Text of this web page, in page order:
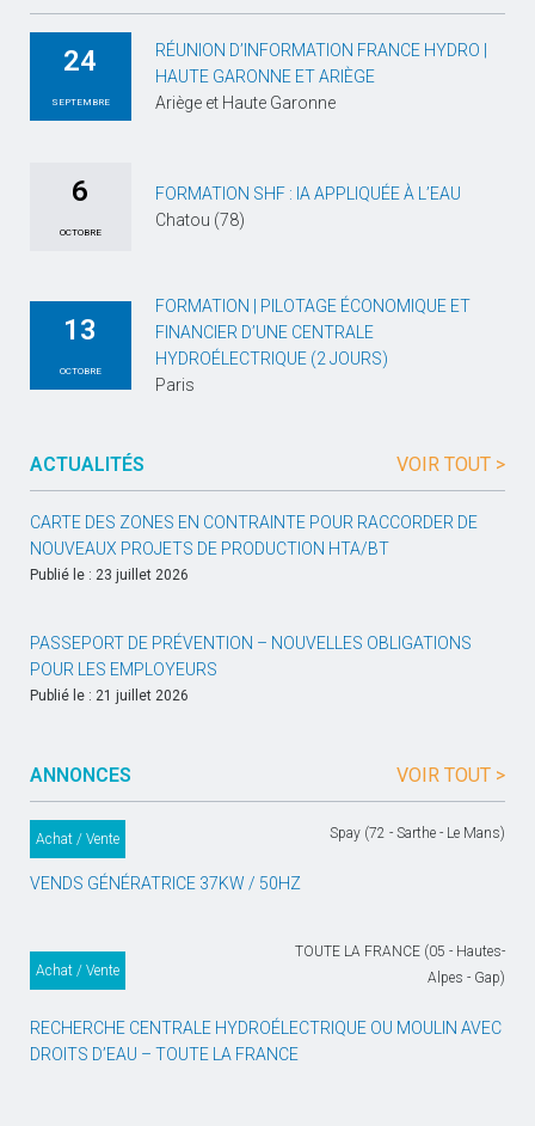
24
SEPTEMBRE
RÉUNION D’INFORMATION FRANCE HYDRO |
HAUTE GARONNE ET ARIÈGE
Ariège et Haute Garonne
6
OCTOBRE
FORMATION SHF : IA APPLIQUÉE À L’EAU
Chatou (78)
13
OCTOBRE
FORMATION | PILOTAGE ÉCONOMIQUE ET
FINANCIER D’UNE CENTRALE
HYDROÉLECTRIQUE (2 JOURS)
Paris
ACTUALITÉS VOIR TOUT >
CARTE DES ZONES EN CONTRAINTE POUR RACCORDER DE
NOUVEAUX PROJETS DE PRODUCTION HTA/BT
Publié le : 23 juillet 2026
PASSEPORT DE PRÉVENTION – NOUVELLES OBLIGATIONS
POUR LES EMPLOYEURS
Publié le : 21 juillet 2026
ANNONCES VOIR TOUT >
Achat / Vente Spay (72 - Sarthe - Le Mans)
VENDS GÉNÉRATRICE 37KW / 50HZ
Achat / Vente
TOUTE LA FRANCE (05 - Hautes-
Alpes - Gap)
RECHERCHE CENTRALE HYDROÉLECTRIQUE OU MOULIN AVEC
DROITS D’EAU – TOUTE LA FRANCE